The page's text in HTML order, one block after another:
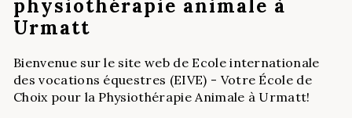
physiothérapie animale à
Urmatt
Bienvenue sur le site web de Ecole internationale
des vocations équestres (EIVE) - Votre École de
Choix pour la Physiothérapie Animale à Urmatt!